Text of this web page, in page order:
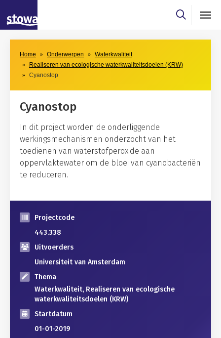
Skip to main content
Skip to main nav
Home Onderwerpen
Waterkwaliteit
Realiseren van ecologische waterkwaliteitsdoelen (KRW)
Cyanostop
Cyanostop
In dit project worden de onderliggende
werkingsmechanismen onderzocht van het
toedienen van waterstofperoxide aan
oppervlaktewater om de bloei van cyanobacteriën
te reduceren.
Projectcode
443.338
Uitvoerders
Universiteit van Amsterdam
Thema
Waterkwaliteit, Realiseren van ecologische
waterkwaliteitsdoelen (KRW)
Startdatum
01-01-2019